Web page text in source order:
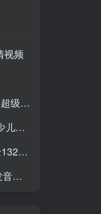
视频
4季）
旅)
册
）